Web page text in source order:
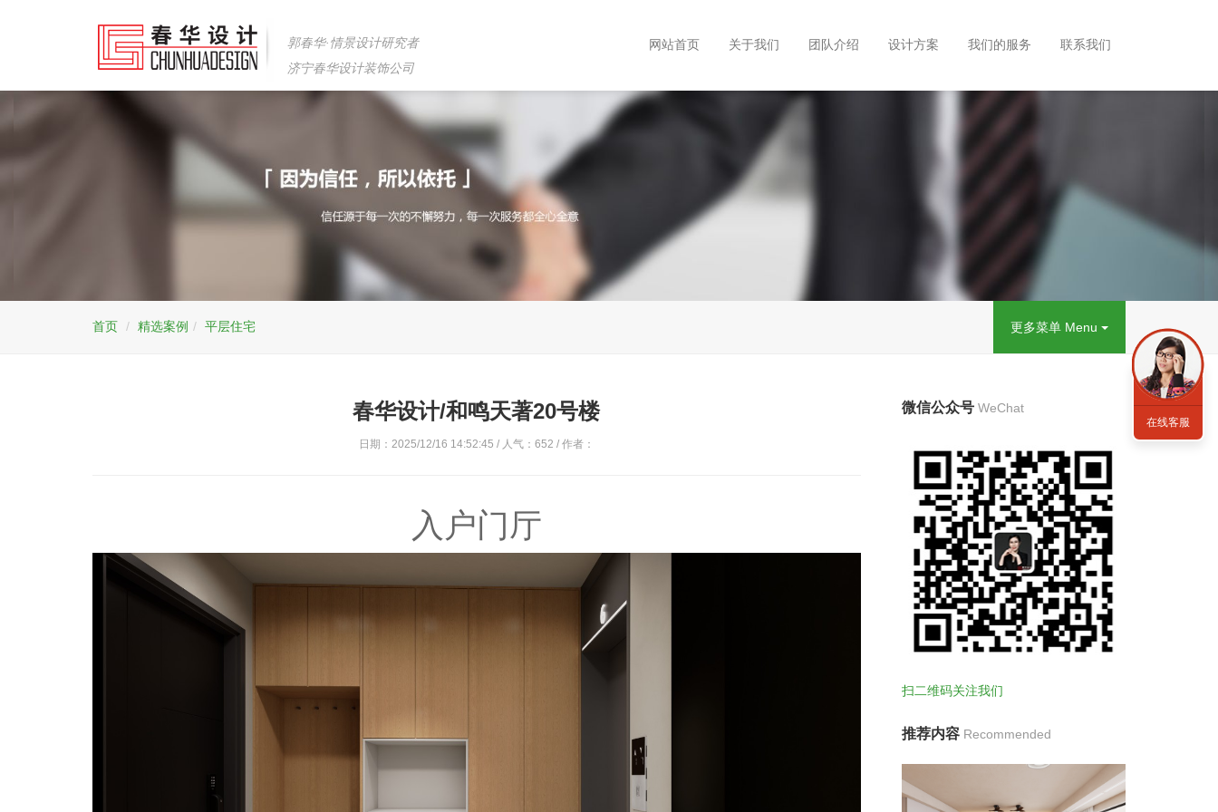
郭春华·情景设计研究者
济宁春华设计装饰公司
网站首页 关于我们 团队介绍 设计方案 我们的服务 联系我们
更多菜单 Menu
首页 精选案例 平层住宅
春华设计/和鸣天著20号楼
日期：2025/12/16 14:52:45 / 人气： 652 / 作者：
入户门厅
微信公众号 WeChat
扫二维码关注我们
推荐内容 Recommended
在线客服